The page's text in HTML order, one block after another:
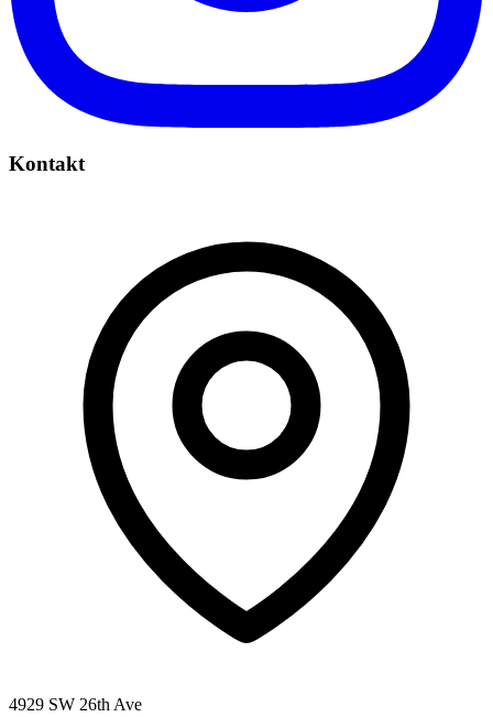
Kontakt
4929 SW 26th Ave